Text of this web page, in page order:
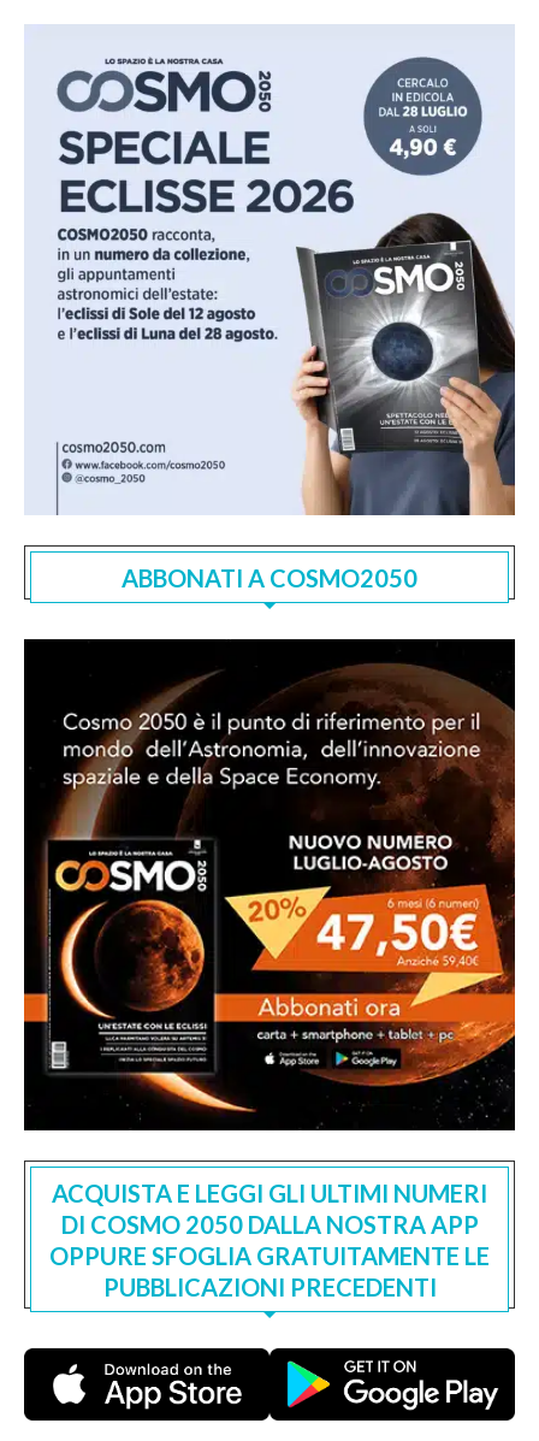
ABBONATI A COSMO2050
ACQUISTA E LEGGI GLI ULTIMI NUMERI
DI COSMO 2050 DALLA NOSTRA APP
OPPURE SFOGLIA GRATUITAMENTE LE
PUBBLICAZIONI PRECEDENTI